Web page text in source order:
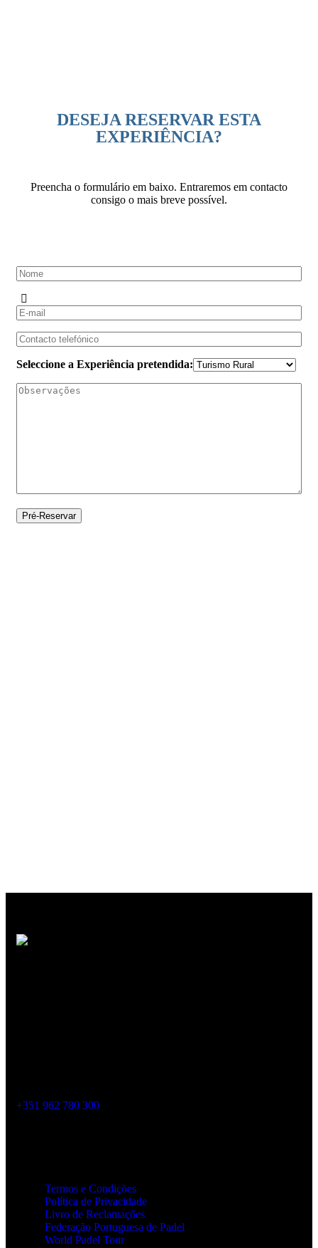
DESEJA RESERVAR ESTA
EXPERIÊNCIA?
Preencha o formulário em baixo. Entraremos em contacto
consigo o mais breve possível.
Seleccione a Experiência pretendida:
+351 962 780 300
Termos e Condições
Política de Privacidade
Livro de Reclamações
Federação Portuguesa de Padel
World Padel Tour